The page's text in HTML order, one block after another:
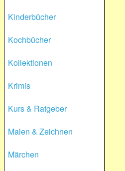
Kinderbücher
Kochbücher
Kollektionen
Krimis
Kurs & Ratgeber
Malen & Zeichnen
Märchen